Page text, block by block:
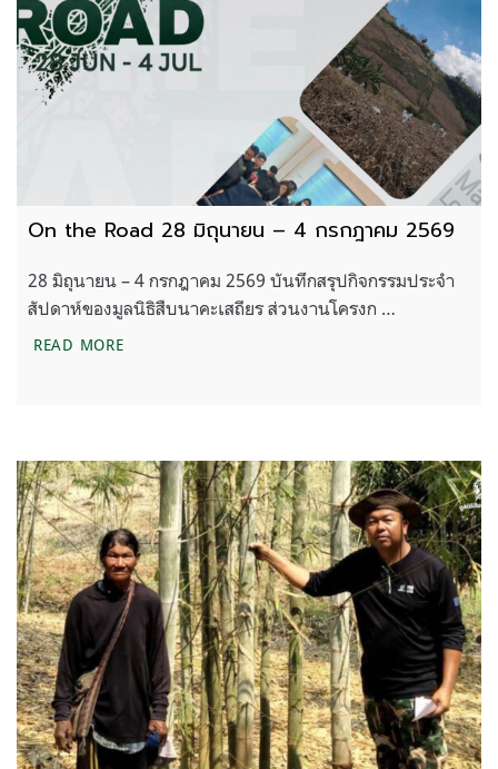
On the Road 28 มิถุนายน – 4 กรกฎาคม 2569
28 มิถุนายน – 4 กรกฎาคม 2569 บันทึกสรุปกิจกรรมประจำ
สัปดาห์ของมูลนิธิสืบนาคะเสถียร ส่วนงานโครงก …
READ MOREON THE ROAD 28 มิถุนายน – 4 กรกฎาคม 2569